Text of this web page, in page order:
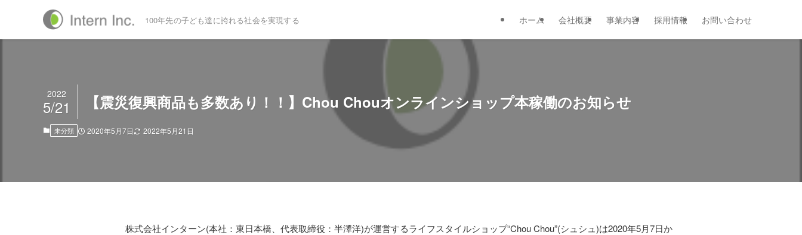
100年先の子ども達に誇れる社会を実現する ホーム 会社概要 事業内容 採用情報 お問い合わせ
【震災復興商品も多数あり！！】Chou Chouオンラインショップ本稼働のお知らせ
2022
5/21
未分類 2020年5月7日 2022年5月21日
株式会社インターン(本社：東日本橋、代表取締役：半澤洋)が運営するライフスタイルショップ“Chou Chou”(シュシュ)は2020年5月7日か